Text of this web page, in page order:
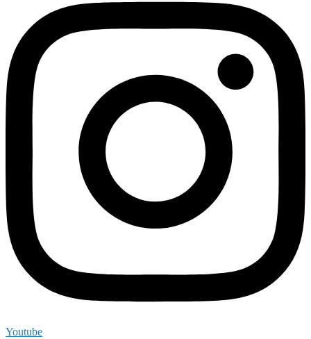
Youtube